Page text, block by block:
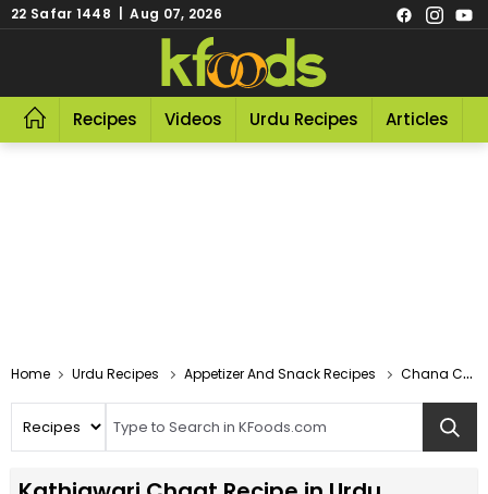
22 Safar 1448 | Aug 07, 2026
Recipes Videos Urdu Recipes Articles
Home Urdu Recipes Appetizer And Snack Recipes Chana Chat Recipes